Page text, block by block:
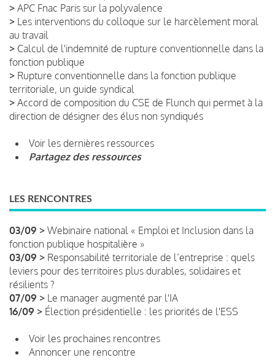
> APC Fnac Paris sur la polyvalence
> Les interventions du colloque sur le harcèlement moral
au travail
> Calcul de l'indemnité de rupture conventionnelle dans la
fonction publique
> Rupture conventionnelle dans la fonction publique
territoriale, un guide syndical
> Accord de composition du CSE de Flunch qui permet à la
direction de désigner des élus non syndiqués
Voir les dernières ressources
Partagez des ressources
LES RENCONTRES
03/09 > Webinaire national « Emploi et Inclusion dans la
fonction publique hospitalière »
03/09 > Responsabilité territoriale de l’entreprise : quels
leviers pour des territoires plus durables, solidaires et
résilients ?
07/09 > Le manager augmenté par l'IA
16/09 > Élection présidentielle : les priorités de l'ESS
Voir les prochaines rencontres
Annoncer une rencontre